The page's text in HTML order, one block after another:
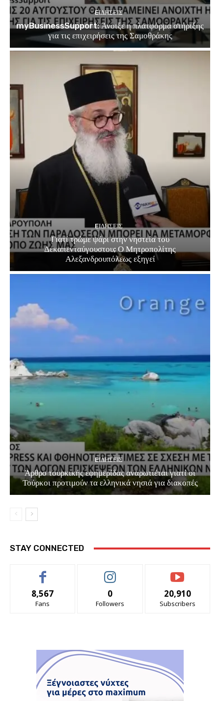
EΙΔΗΣΕΙΣ
myBusinessSupport: Άνοιξε η πλατφόρμα στήριξης
για τις επιχειρήσεις της Σαμοθράκης
EΙΔΗΣΕΙΣ
Γιατί τρώμε ψάρι στην νηστεία του
Δεκαπενταύγουστου; Ο Μητροπολίτης
Αλεξανδρουπόλεως εξηγεί
EΙΔΗΣΕΙΣ
Άρθρο τουρκικής εφημερίδας αναρωτιέται γιατί οι
Τούρκοι προτιμούν τα ελληνικά νησιά για διακοπές
STAY CONNECTED
8,567
Fans
0
Followers
20,910
Subscribers